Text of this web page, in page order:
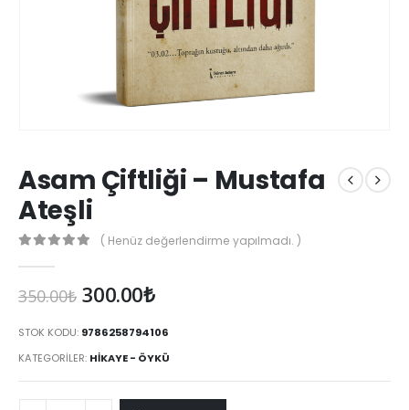
Asam Çiftliği – Mustafa
Ateşli
( Henüz değerlendirme yapılmadı. )
350.00₺ Orijinal
350.00₺.
300.00₺Şu
fiyat:
300.00₺.
STOK KODU: 9786258794106
KATEGORILER: HIKAYE - ÖYKÜ